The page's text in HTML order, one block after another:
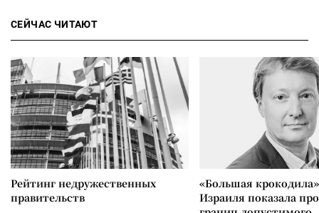
СЕЙЧАС ЧИТАЮТ
Рейтинг недружественных
правительств
«Большая
Израиля показала